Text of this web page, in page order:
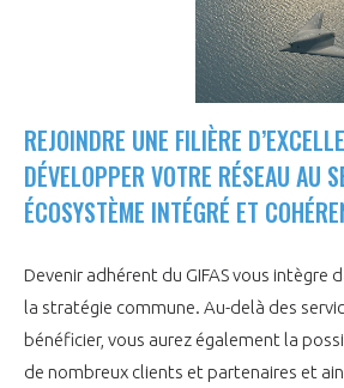
NOTRE HISTOIRE
L’ÉQUIPE DU GIFAS
FONCTIONNEMENT
GEADS
COMITÉ AERO PME
STARTAIR
ACCOMPAGNEMENT DE NOS
LES PROGRAMMES DU GIFAS
UN ÉCOSYSTÈME INTÉGRÉ ET COHÉRENT
LA MÉDIATION
LA MÉDIATION DANS LA FILIÈRE
LE SALON DU BOURGET
REJOINDRE UNE FILIÈRE
DÉVELOPPER VOTRE RÉSEAU AU
ÉCOSYSTÈME INTÉGRÉ ET
Devenir adhérent du GIFAS vous intègre
la stratégie commune. Au-delà des
bénéficier, vous aurez également la
de nombreux clients et partenaires et
Découvrez les avantages
Rencontres, salons, données